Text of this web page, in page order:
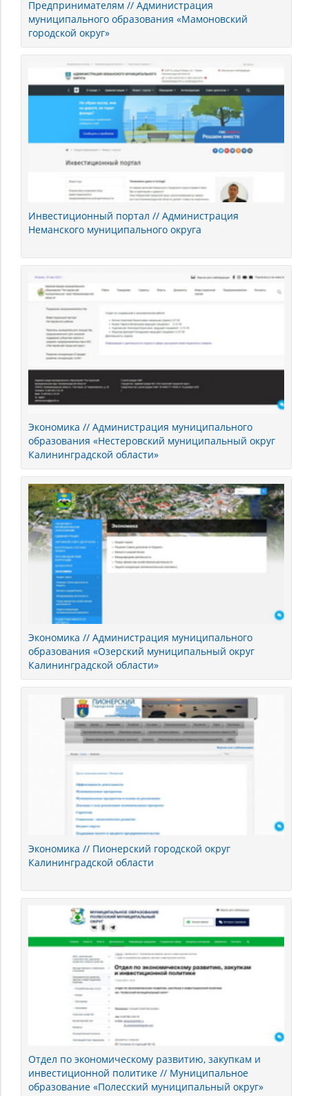
Предпринимателям // Администрация
муниципального образования «Мамоновский
городской округ»
Инвестиционный портал // Администрация
Неманского муниципального округа
Экономика // Администрация муниципального
образования «Нестеровский муниципальный округ
Калининградской области»
Экономика // Администрация муниципального
образования «Озерский муниципальный округ
Калининградской области»
Экономика // Пионерский городской округ
Калининградской области
Отдел по экономическому развитию, закупкам и
инвестиционной политике // Муниципальное
образование «Полесский муниципальный округ»